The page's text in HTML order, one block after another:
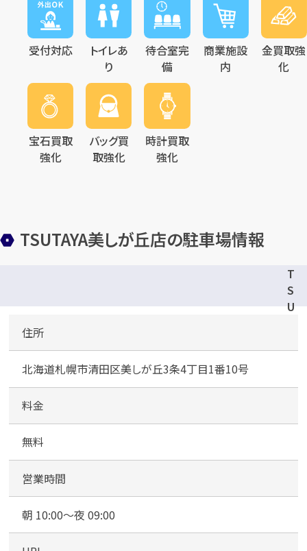
受付対応
トイレあ
り
待合室完
備
商業施設
内
金買取強
化
宝石買取
強化
バッグ買
取強化
時計買取
強化
TSUTAYA美しが丘店の駐車場情報
T
S
U
Y
美
が
住所
北海道札幌市清田区美しが丘3条4丁目1番10号
料金
無料
営業時間
朝 10:00～夜 09:00